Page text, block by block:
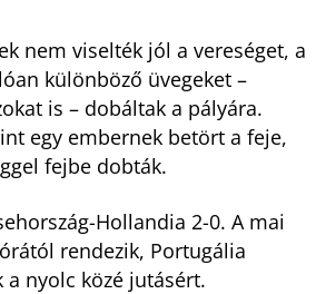
nem viselték jól a vereséget, a
különböző üvegeket –
is – dobáltak a pályára.
egy embernek betört a feje,
fejbe dobták.
Hollandia 2-0. A mai
rendezik, Portugália
nyolc közé jutásért.